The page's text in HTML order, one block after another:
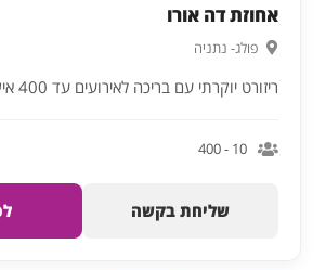
אחוזת דה אורו
פולג- נתניה
ריזורט יוקרתי עם בריכה לאירועים עד 400 איש
10 - 400
שליחת בקשה